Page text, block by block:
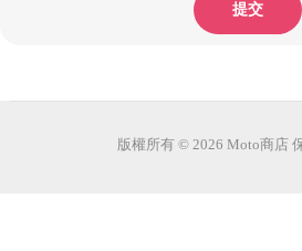
提交
版權所有 © 2026 Moto商店